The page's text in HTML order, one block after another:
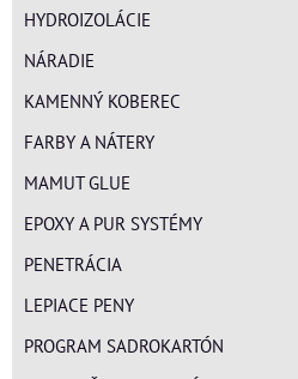
HYDROIZOLÁCIE
NÁRADIE
KAMENNÝ KOBEREC
FARBY A NÁTERY
MAMUT GLUE
EPOXY A PUR SYSTÉMY
PENETRÁCIA
LEPIACE PENY
PROGRAM SADROKARTÓN